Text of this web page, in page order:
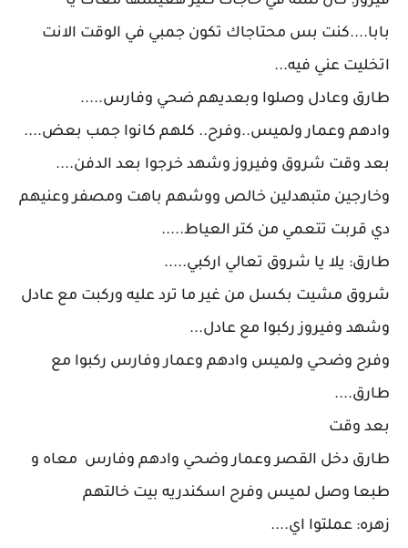
بابا....كنت بس محتاجاك تكون جمبي في الوقت الانت
اتخليت عني فيه...
طارق وعادل وصلوا وبعديهم ضحي وفارس.....
وادهم وعمار ولميس..وفرح.. كلهم كانوا جمب بعض....
بعد وقت شروق وفيروز وشهد خرجوا بعد الدفن....
وخارجين متبهدلين خالص ووشهم باهت ومصفر وعنيهم
دي قربت تتعمي من كتر العياط.....
طارق: يلا يا شروق تعالي اركبي.....
شروق مشيت بكسل من غير ما ترد عليه وركبت مع عادل
وشهد وفيروز ركبوا مع عادل...
وفرح وضحي ولميس وادهم وعمار وفارس ركبوا مع
طارق....
بعد وقت
طارق دخل القصر وعمار وضحي وادهم وفارس معاه و
طبعا وصل لميس وفرح اسكندريه بيت خالتهم
زهره: عملتوا اي....